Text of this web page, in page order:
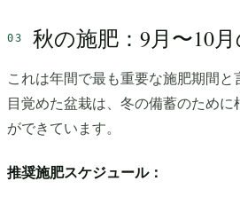
秋の施肥：9月〜10
これは年間で最も重要な施肥期間と
目覚めた盆栽は、冬の備蓄のため
ができています。
推奨施肥スケジュール：